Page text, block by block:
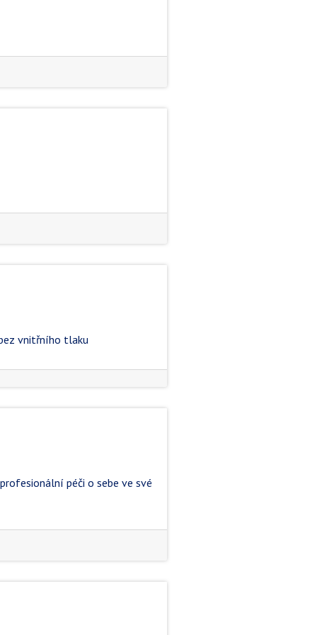
vnitřního tlaku
péči o sebe ve své